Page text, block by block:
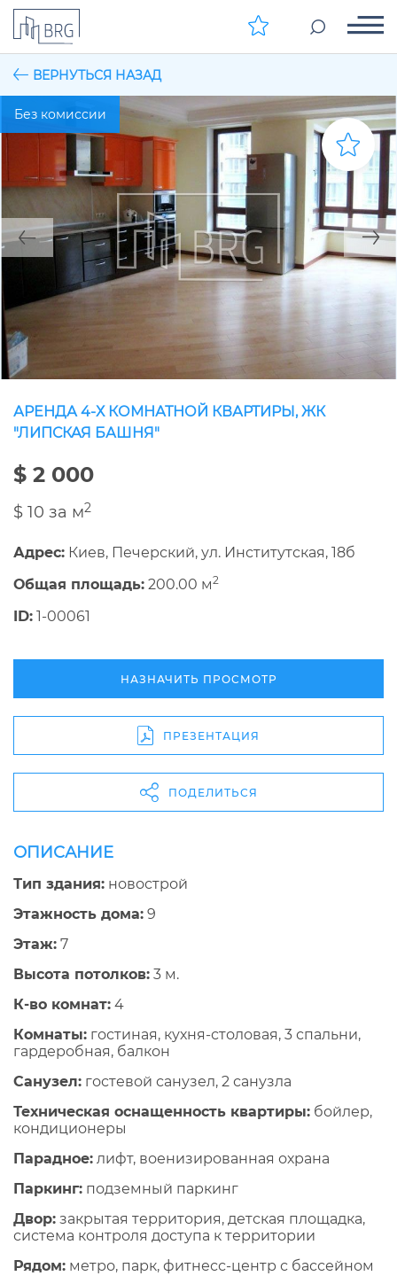
ВЕРНУТЬСЯ НАЗАД
Без комиссии
АРЕНДА 4-Х КОМНАТНОЙ КВАРТИРЫ, ЖК
"ЛИПСКАЯ БАШНЯ"
$ 2 000
$ 10 за м2
Адрес: Киев, Печерский, ул. Институтская, 18б
Общая площадь: 200.00 м2
ID: 1-00061
НАЗНАЧИТЬ ПРОСМОТР
ПРЕЗЕНТАЦИЯ
ПОДЕЛИТЬСЯ
ОПИСАНИЕ
Тип здания: новострой
Этажность дома: 9
Этаж: 7
Высота потолков: 3 м.
К-во комнат: 4
Комнаты: гостиная, кухня-столовая, 3 спальни,
гардеробная, балкон
Санузел: гостевой санузел, 2 санузла
Техническая оснащенность квартиры: бойлер,
кондиционеры
Парадное: лифт, военизированная охрана
Паркинг: подземный паркинг
Двор: закрытая территория, детская площадка,
система контроля доступа к территории
Рядом: метро, парк, фитнесс-центр с бассейном